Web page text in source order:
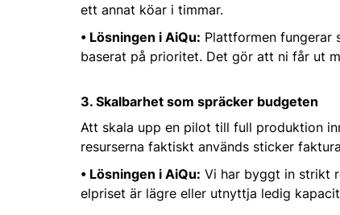
ett annat köar i timmar.
• Lösningen i AiQu: Plattformen fungerar
baserat på prioritet. Det gör att ni får ut
3. Skalbarhet som spräcker budgeten
Att skala upp en pilot till full produktion
resurserna faktiskt används sticker
• Lösningen i AiQu: Vi har byggt in strikt
elpriset är lägre eller utnyttja ledig